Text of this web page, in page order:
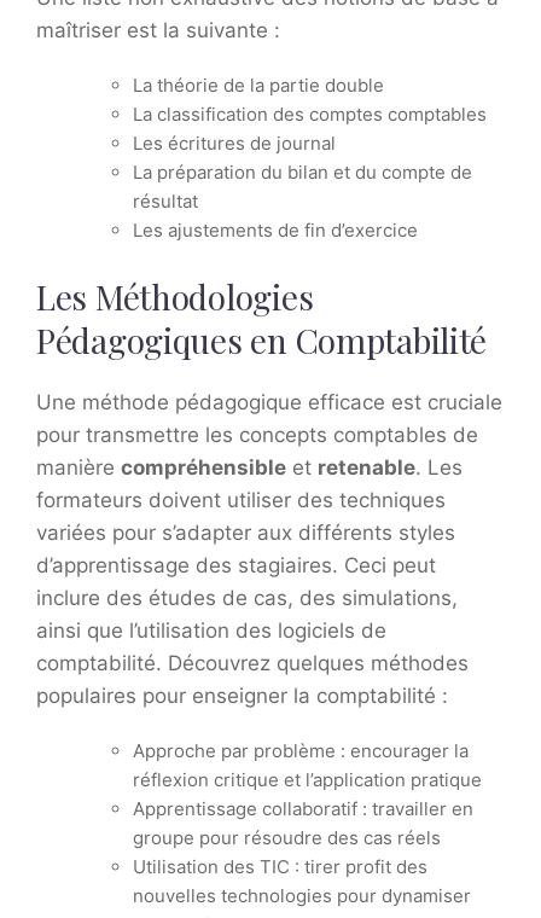
maîtriser est la suivante :
La théorie de la partie double
La classification des comptes comptables
Les écritures de journal
La préparation du bilan et du compte de
résultat
Les ajustements de fin d’exercice
Les Méthodologies
Pédagogiques en Comptabilité
Une méthode pédagogique efficace est cruciale
pour transmettre les concepts comptables de
manière compréhensible et retenable. Les
formateurs doivent utiliser des techniques
variées pour s’adapter aux différents styles
d’apprentissage des stagiaires. Ceci peut
inclure des études de cas, des simulations,
ainsi que l’utilisation des logiciels de
comptabilité. Découvrez quelques méthodes
populaires pour enseigner la comptabilité :
Approche par problème : encourager la
réflexion critique et l’application pratique
Apprentissage collaboratif : travailler en
groupe pour résoudre des cas réels
Utilisation des TIC : tirer profit des
nouvelles technologies pour dynamiser